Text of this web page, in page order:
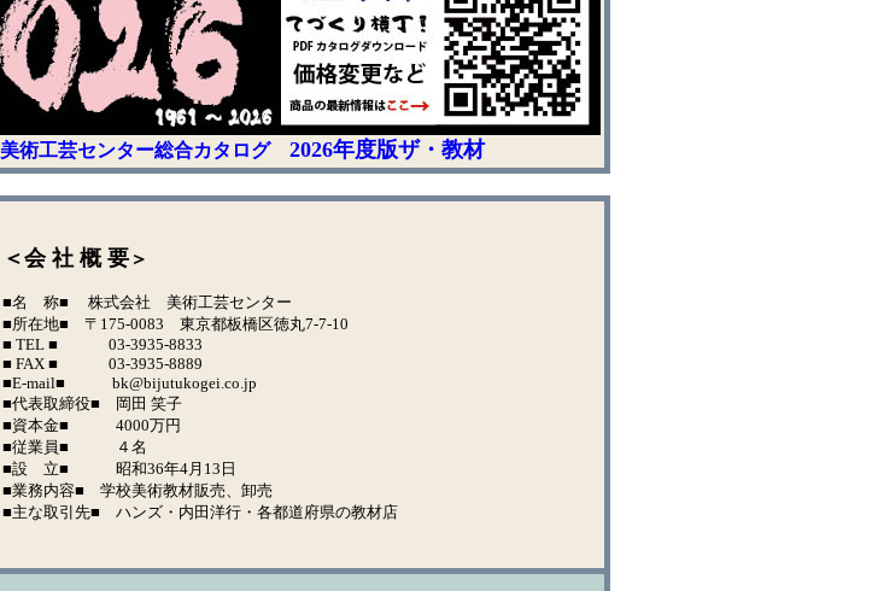
美術工芸センター総合カタログ 2026年度版ザ・教材
＜会 社 概 要 ＞
■名 称■ 株式会社 美術工芸センター
■所在地■ 〒175-0083 東京都板橋区徳丸7-7-10
■ TEL ■ 03-3935-8833
■ FAX ■ 03-3935-8889
■E-mail■ bk@bijutukogei.co.jp
■代表取締役■ 岡田 笑子
■資本金■ 4000万円
■従業員■ ４名
■設 立■ 昭和36年4月13日
■業務内容■ 学校美術教材販売、卸売
■主な取引先■ ハンズ・内田洋行・各都道府県の教材店